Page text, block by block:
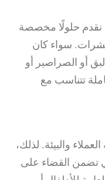
نقدم حلولًا مخصصة
سواء كان
أو الصراصير أو
تتناسب مع
والبيئة. لذلك،
تضمن القضاء على